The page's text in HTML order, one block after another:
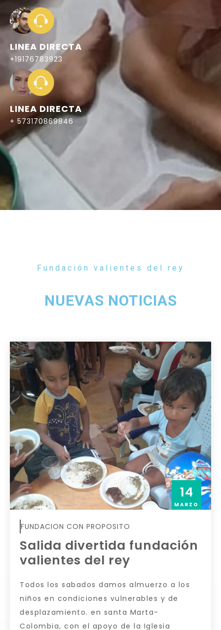
LINEA DIRECTA
+19176783923
LINEA DIRECTA
+ 573170869846
Fundación valientes del rey
NUEVAS NOTICIAS
14
MARZO
FUNDACION CON PROPOSITO
Salida divertida fundación
valientes del rey
Todos los sabados damos almuerzo a los
niños en condiciones vulnerables y de
desplazamiento. en santa Marta-
Colombia, con el apoyo de la Iglesia